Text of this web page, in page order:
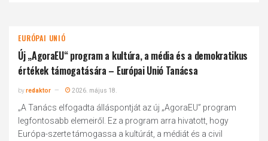
EURÓPAI UNIÓ
Új „AgoraEU“ program a kultúra, a média és a demokratikus
értékek támogatására – Európai Unió Tanácsa
byredaktor 2026. május 18.
„A Tanács elfogadta álláspontját az új „AgoraEU” program
legfontosabb elemeiről. Ez a program arra hivatott, hogy
Európa-szerte támogassa a kultúrát, a médiát és a civil